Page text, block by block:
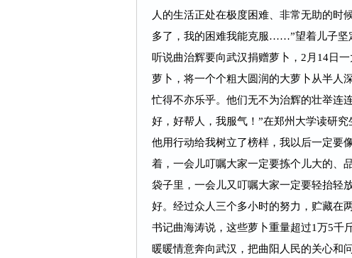
人的生活正处在极度困难、非常无助的时
多了，我的困难我能克服……”望着儿子
听说曲治辉要向武汉捐赠萝卜，2月14日
萝卜，将一个个粗大圆润的大萝卜从半人
忙得不亦乐乎。他们无不为治辉的壮举连
好，好帮人，我服气！”在郑州大学读研
他用行动给我树立了榜样，我以后一定要
着，一会儿叮嘱大家一定要拣个儿大的、
袋子里，一会儿又叮嘱大家一定要轻抬轻
好。经过众人三个多小时的努力，贮藏在
书记曲海涛说，这些萝卜重量超过1万5千
暖暖情意奔向武汉，把曲阳人民的关心和